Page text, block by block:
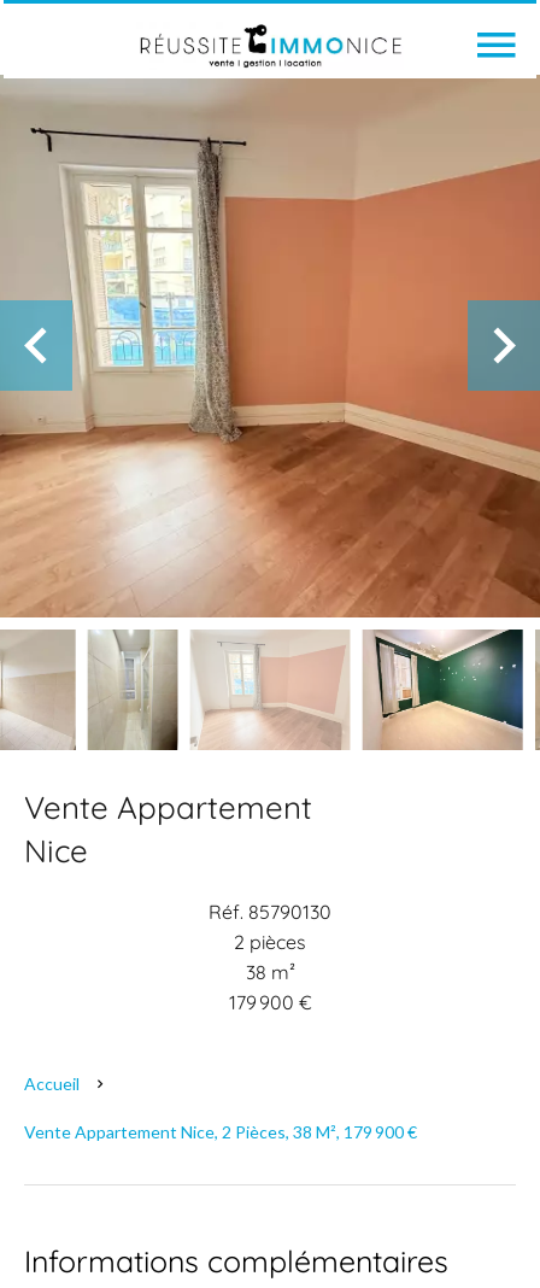
Vente Appartement
Nice
Réf. 85790130
2 pièces
38 m²
179 900 €
Accueil
Vente Appartement Nice, 2 Pièces, 38 M², 179 900 €
Informations complémentaires